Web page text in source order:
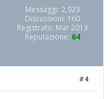
Messaggi: 2,923
Discussioni: 160
Registrato: Mar 2013
Reputazione: 64
#4